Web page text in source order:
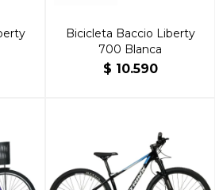
Bicicleta Baccio Liberty
700 Blanca
$ 10.590